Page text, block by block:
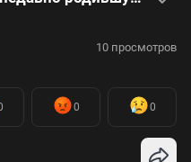
10 просмотров
0 0